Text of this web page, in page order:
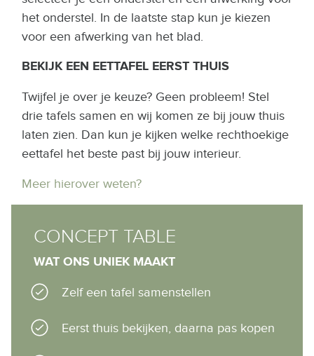
het onderstel. In de laatste stap kun je kiezen
voor een afwerking van het blad.
BEKIJK EEN EETTAFEL EERST THUIS
Twijfel je over je keuze? Geen probleem! Stel
drie tafels samen en wij komen ze bij jouw thuis
laten zien. Dan kun je kijken welke rechthoekige
eettafel het beste past bij jouw interieur.
Meer hierover weten?
CONCEPT TABLE
WAT ONS UNIEK MAAKT
Zelf een tafel samenstellen
Eerst thuis bekijken, daarna pas kopen